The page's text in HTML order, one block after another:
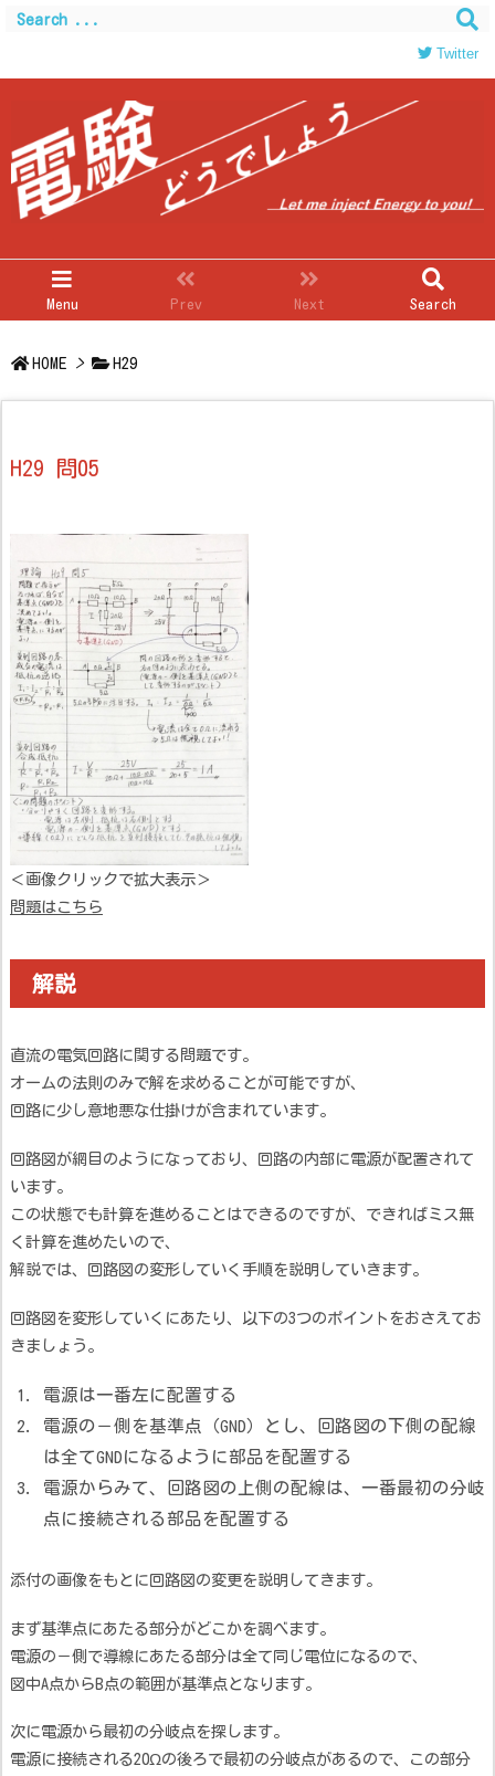
Menu Prev Next Search
Twitter
HOME > H29
H29 問05
＜画像クリックで拡大表示＞
問題はこちら
解説
直流の電気回路に関する問題です。
オームの法則のみで解を求めることが可能ですが、
回路に少し意地悪な仕掛けが含まれています。
回路図が網目のようになっており、回路の内部に電源が配置されて
います。
この状態でも計算を進めることはできるのですが、できればミス無
く計算を進めたいので、
解説では、回路図の変形していく手順を説明していきます。
回路図を変形していくにあたり、以下の3つのポイントをおさえてお
きましょう。
電源は一番左に配置する
電源の－側を基準点（GND）とし、回路図の下側の配線
は全てGNDになるように部品を配置する
電源からみて、回路図の上側の配線は、一番最初の分岐
点に接続される部品を配置する
添付の画像をもとに回路図の変更を説明してきます。
まず基準点にあたる部分がどこかを調べます。
電源の－側で導線にあたる部分は全て同じ電位になるので、
図中A点からB点の範囲が基準点となります。
次に電源から最初の分岐点を探します。
電源に接続される20Ωの後ろで最初の分岐点があるので、この部分